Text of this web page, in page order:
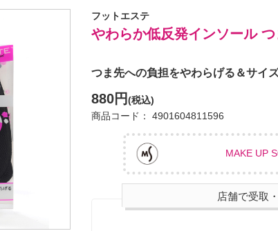
フットエステ
やわらか低反発インソール
つま先への負担をやわらげる＆サイ
880円(税込)
商品コード： 4901604811596
MAKE UP
店舗で受取